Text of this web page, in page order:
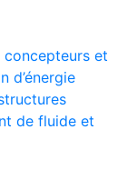
et
d’énergie
de fluide et